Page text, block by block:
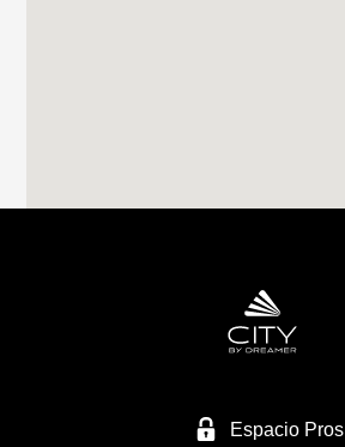
CARAVANAS MURCIA SL
Espacio Pros